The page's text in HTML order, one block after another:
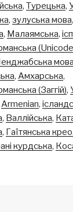
Турецька
зулуська мова
Малаямська
мова
Амхарська
(Заггій)
Armenian
Валлійська
Гаїтянська
курдська